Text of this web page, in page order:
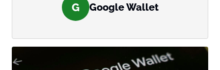
G Google Wallet